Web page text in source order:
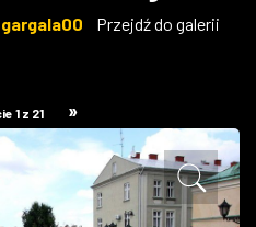
gargala00
Przejdź do galerii
1 z 21 »